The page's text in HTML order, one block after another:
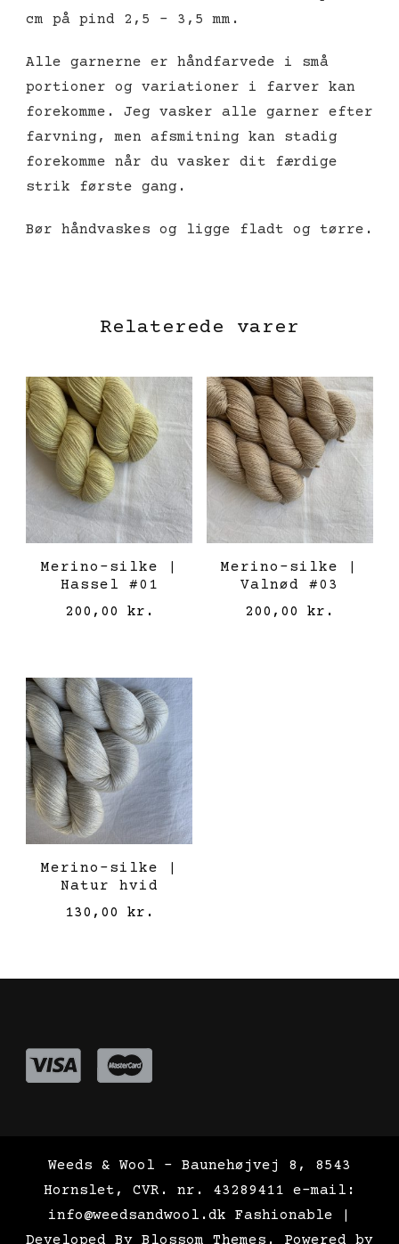
cm på pind 2,5 – 3,5 mm.
Alle garnerne er håndfarvede i små
portioner og variationer i farver kan
forekomme. Jeg vasker alle garner efter
farvning, men afsmitning kan stadig
forekomme når du vasker dit færdige
strik første gang.
Bør håndvaskes og ligge fladt og tørre.
Relaterede varer
Merino-silke |
Hassel #01
200,00 kr.
Merino-silke |
Valnød #03
200,00kr.
Merino-silke |
Natur hvid
130,00 kr.
Weeds & Wool - Baunehøjvej 8, 8543
Hornslet, CVR. nr. 43289411 e-mail:
info@weedsandwool.dk Fashionable |
Developed By Blossom Themes . Powered by